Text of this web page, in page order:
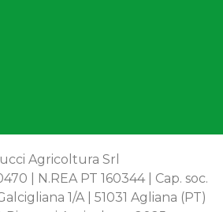
Agricoltura Srl
| N.REA PT 160344 | Cap. soc.
1/A | 51031 Agliana (PT)